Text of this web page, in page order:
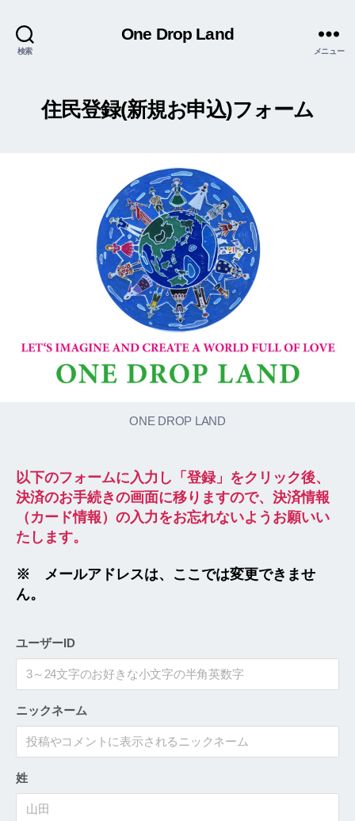
検索
One Drop Land
メニュー
住民登録(新規お申込)フォーム
ONE DROP LAND
以下のフォームに入力し「登録」をクリック後、
決済のお手続きの画面に移りますので、決済情報
（カード情報）の入力をお忘れないようお願いい
たします。
※ メールアドレスは、ここでは変更できませ
ん。
ユーザーID
ニックネーム
姓